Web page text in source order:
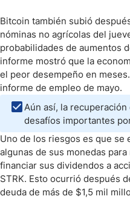
Bitcoin también subió
nóminas no agrícolas del
probabilidades de aumentos
informe mostró que la
el peor desempeño en
informe de empleo de mayo.
Aún así, la
desafíos importantes
Uno de los riesgos es que se
algunas de sus monedas
financiar sus dividendos a
STRK. Esto ocurrió después
deuda de más de $1,5 mil